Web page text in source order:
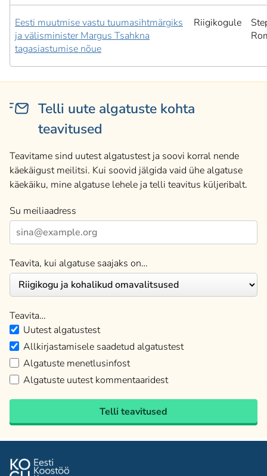
Eesti muutmise vastu tuumasihtmärgiks
ja välisminister Margus Tsahkna
tagasiastumise nõue
Riigikogule
Telli uute algatuste kohta
teavitused
Teavitame sind uutest algatustest ja soovi korral nende
käekäigust meilitsi. Kui soovid jälgida vaid ühe algatuse
käekäiku, mine algatuse lehele ja telli teavitus küljeribalt.
Su meiliaadress
Teavita, kui algatuse saajaks on…
Teavita…
Uutest algatustest
Allkirjastamisele saadetud algatustest
Algatuste menetlusinfost
Algatuste uutest kommentaaridest
Telli teavitused